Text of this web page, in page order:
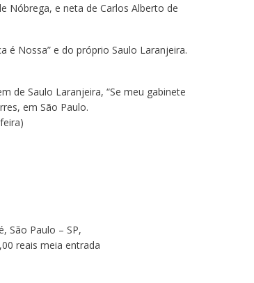
Nóbrega, e neta de Carlos Alberto de
é Nossa” e do próprio Saulo Laranjeira.
de Saulo Laranjeira, “Se meu gabinete
em São Paulo.
São Paulo – SP,
reais meia entrada